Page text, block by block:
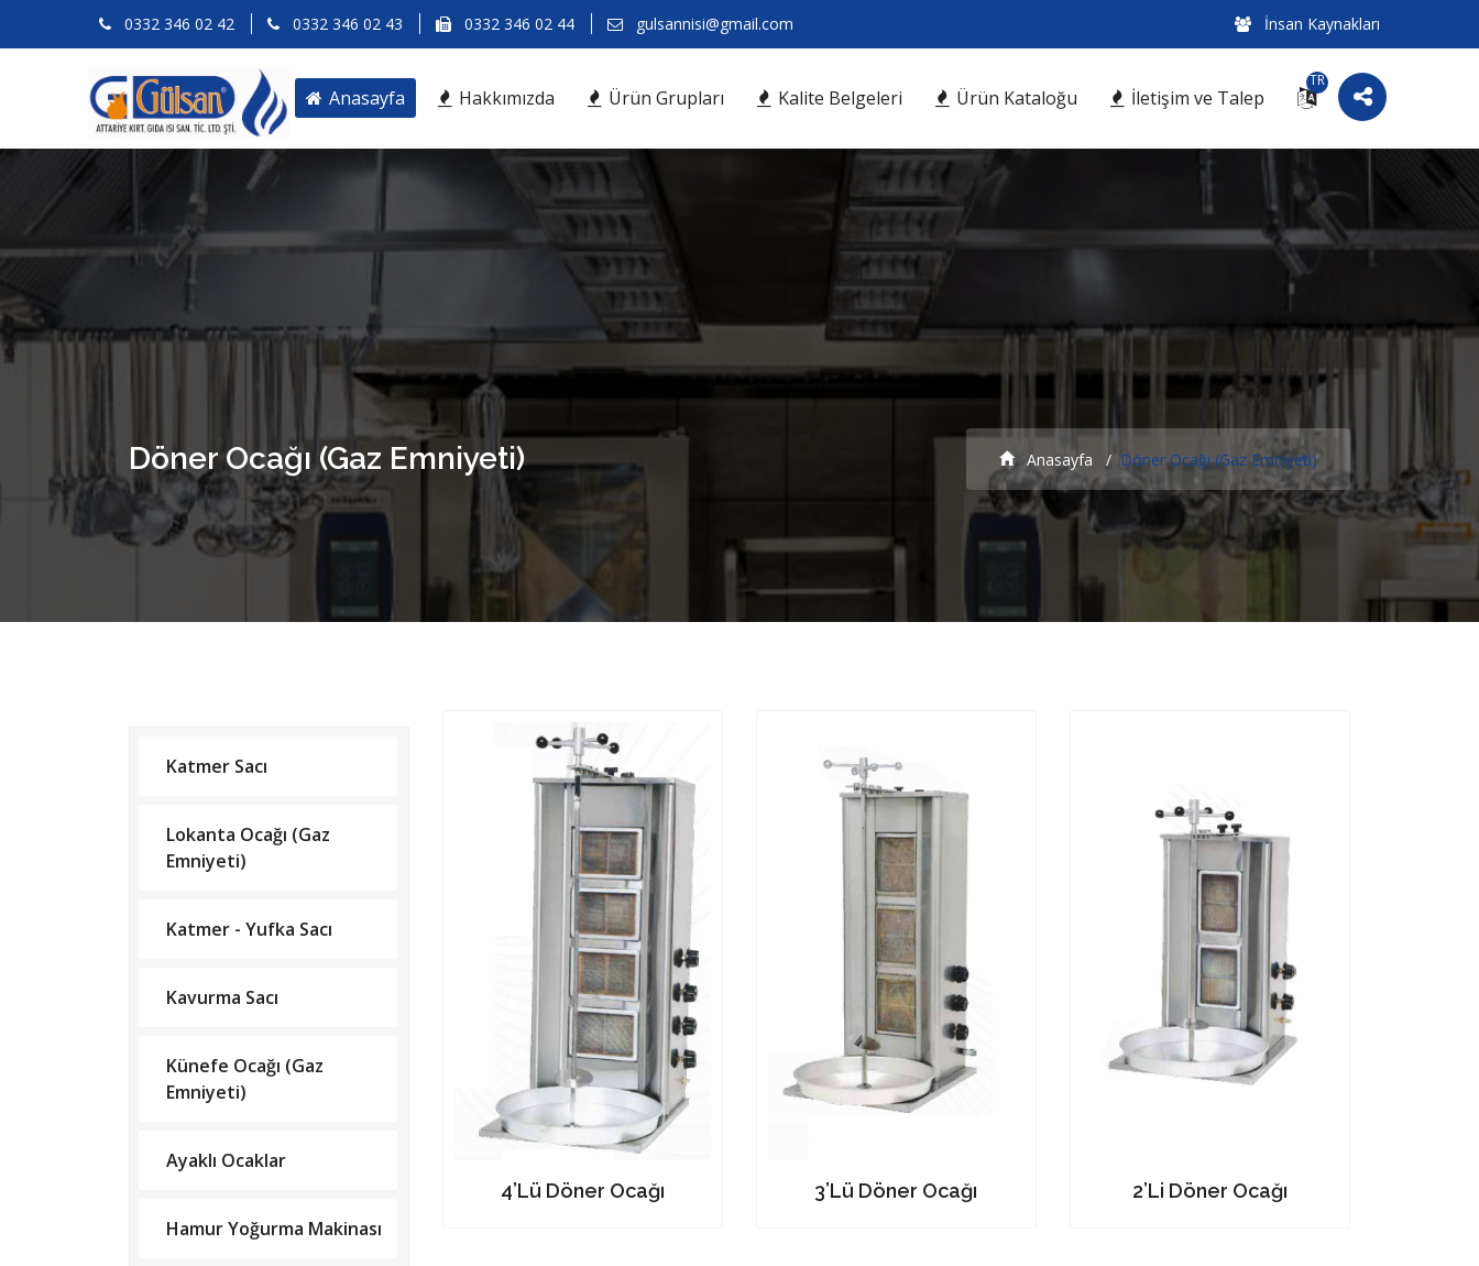
0332 346 02 42 0332 346 02 43 0332 346 02 44 gulsannisi@gmail.com İnsan Kaynakları
TR
Anasayfa Hakkımızda Ürün Grupları Kalite Belgeleri Ürün Kataloğu İletişim ve Talep
Döner Ocağı (Gaz Emniyeti) Anasayfa Döner Ocağı (Gaz Emniyeti)
Katmer Sacı
Lokanta Ocağı (Gaz
Emniyeti)
Katmer - Yufka Sacı
Kavurma Sacı
Künefe Ocağı (Gaz
Emniyeti)
Ayaklı Ocaklar
Hamur Yoğurma Makinası
4’Lü Döner Ocağı 3’Lü Döner Ocağı 2’Li Döner Ocağı